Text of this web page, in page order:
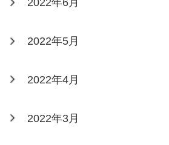
2022年6月
2022年5月
2022年4月
2022年3月